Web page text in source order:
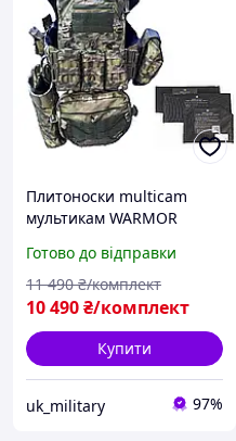
Плитоноски multicam
мультикам WARMOR
для магазинів і бічним
захистом для військових
плит
Готово до відправки
10 490₴/комплект
11 490 ₴/комплект
Купити
uk_military 97%